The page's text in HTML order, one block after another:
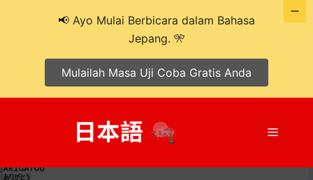
Menu
📢 Ayo Mulai Berbicara dalam Bahasa
Jepang. 🎌
Mulailah Masa Uji Coba Gratis Anda